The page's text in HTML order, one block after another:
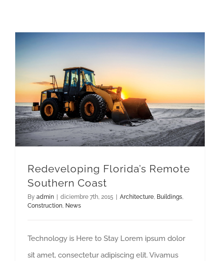
Redeveloping Florida’s Remote
Southern Coast
By admin diciembre 7th, 2015 Architecture, Buildings,
Construction, News
Technology is Here to Stay Lorem ipsum dolor
sit amet, consectetur adipiscing elit. Vivamus